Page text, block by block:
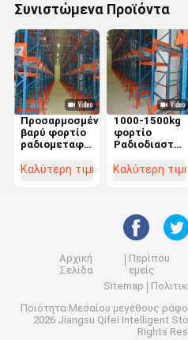
Συνιστώμενα Προϊόντα
Προσαρμοσμένο
βαρύ φορτίο
ραδιομεταφορέα
παλέτας για
Καλύτερη τιμή
1000-1500kg
φορτίο
ράφους,
ρυθμιζόμενα
ράφων
Καλύτερη τιμή
Αρχική
Σελίδα
Περίπου
εμείς
Sitemap
Ποιότητα Μεσαίου μεγέθους
2026 Jiangsu Qifei Intelligent
Rights